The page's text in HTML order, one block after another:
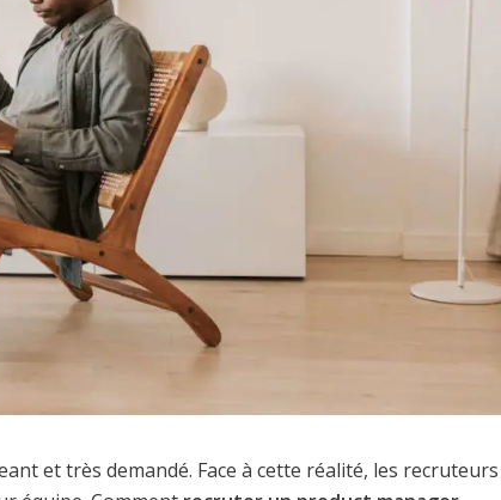
et très demandé. Face à cette réalité, les recruteurs